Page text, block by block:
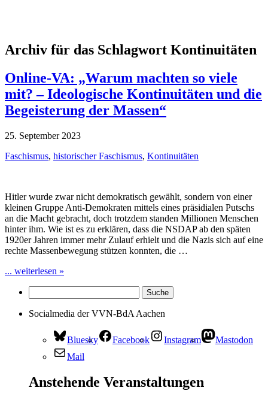
Archiv für das Schlagwort Kontinuitäten
Online-VA: „Warum machten so viele
mit? – Ideologische Kontinuitäten und die
Begeisterung der Massen“
25. September 2023
Faschismus, historischer Faschismus, Kontinuitäten
Hitler wurde zwar nicht demokratisch gewählt, sondern von einer
kleinen Gruppe Anti-Demokraten mittels eines präsidialen Putschs
an die Macht gebracht, doch trotzdem standen Millionen Menschen
hinter ihm. Wie ist es zu erklären, dass die NSDAP ab den späten
1920er Jahren immer mehr Zulauf erhielt und die Nazis sich auf eine
rechte Massenbewegung stützen konnten, die …
... weiterlesen »
Socialmedia der VVN-BdA Aachen
Bluesky Facebook Instagram
Mastodon
Mail
Anstehende Veranstaltungen